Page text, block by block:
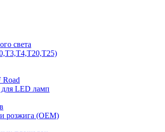
света
LED ламп
розжига (OEM)